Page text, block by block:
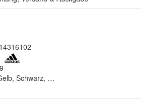
Schwarz, WeiÃ?